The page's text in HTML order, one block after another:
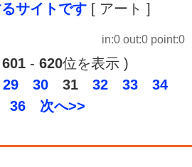
サイトです [ アート ]
in:0 out:0 point:0
601 - 620位を表示 )
29 30 31 32 33
34
36 次へ>>